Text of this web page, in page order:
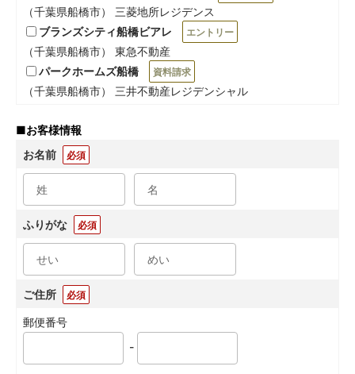
（千葉県船橋市） 三菱地所レジデンス
ブランズシティ船橋ビアレ
エントリー
（千葉県船橋市） 東急不動産
パークホームズ船橋
資料請求
（千葉県船橋市） 三井不動産レジデンシャル
■お客様情報
お名前
必須
ふりがな 必須
ご住所 必須
郵便番号
-